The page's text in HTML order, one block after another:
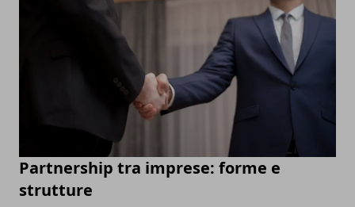
Partnership tra imprese: forme e
strutture